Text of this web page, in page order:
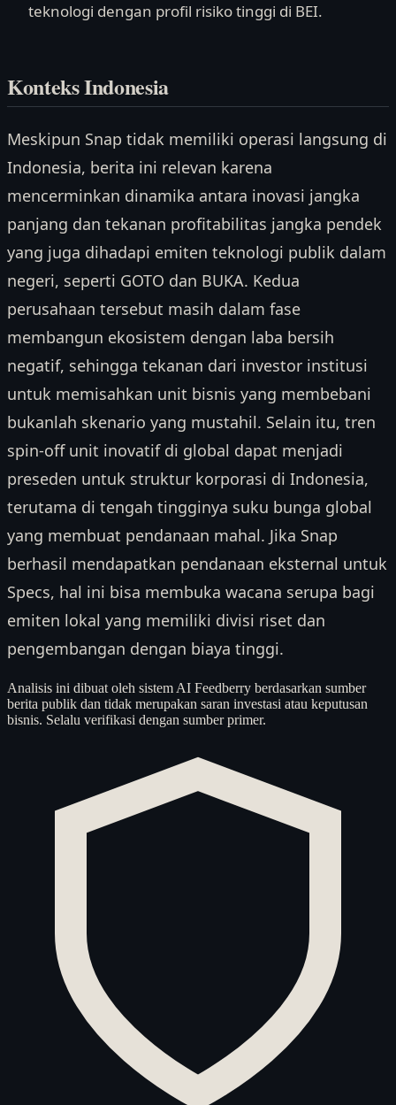
teknologi dengan profil risiko tinggi di BEI.
Konteks Indonesia
Meskipun Snap tidak memiliki operasi langsung di
Indonesia, berita ini relevan karena
mencerminkan dinamika antara inovasi jangka
panjang dan tekanan profitabilitas jangka pendek
yang juga dihadapi emiten teknologi publik dalam
negeri, seperti GOTO dan BUKA. Kedua
perusahaan tersebut masih dalam fase
membangun ekosistem dengan laba bersih
negatif, sehingga tekanan dari investor institusi
untuk memisahkan unit bisnis yang membebani
bukanlah skenario yang mustahil. Selain itu, tren
spin-off unit inovatif di global dapat menjadi
preseden untuk struktur korporasi di Indonesia,
terutama di tengah tingginya suku bunga global
yang membuat pendanaan mahal. Jika Snap
berhasil mendapatkan pendanaan eksternal untuk
Specs, hal ini bisa membuka wacana serupa bagi
emiten lokal yang memiliki divisi riset dan
pengembangan dengan biaya tinggi.
Analisis ini dibuat oleh sistem AI Feedberry berdasarkan sumber
berita publik dan tidak merupakan saran investasi atau keputusan
bisnis. Selalu verifikasi dengan sumber primer.